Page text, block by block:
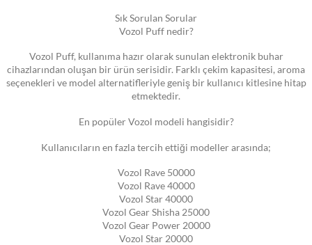
Sık Sorulan Sorular
Vozol Puff nedir?
Vozol Puff, kullanıma hazır olarak sunulan elektronik buhar
cihazlarından oluşan bir ürün serisidir. Farklı çekim kapasitesi, aroma
seçenekleri ve model alternatifleriyle geniş bir kullanıcı kitlesine hitap
etmektedir.
En popüler Vozol modeli hangisidir?
Kullanıcıların en fazla tercih ettiği modeller arasında;
Vozol Rave 50000
Vozol Rave 40000
Vozol Star 40000
Vozol Gear Shisha 25000
Vozol Gear Power 20000
Vozol Star 20000